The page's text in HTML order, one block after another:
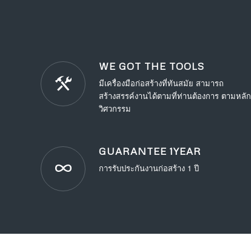
WE GOT THE TOOLS
มีเครื่องมือก่อสร้างที่ทันสมัย สามารถ
สร้างสรรค์งานได้ตามที่ท่านต้องการ ตามหลัก
วิศวกรรม
GUARANTEE 1YEAR
การรับประกันงานก่อสร้าง 1 ปี